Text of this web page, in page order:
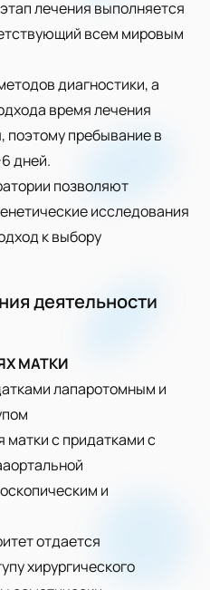
лечения выполняется
всем мировым
диагностики, а
время лечения
поэтому пребывание в
дней.
позволяют
исследования
к выбору
деятельности
МАТКИ
лапаротомным и
с придатками с
и
отдается
хирургического